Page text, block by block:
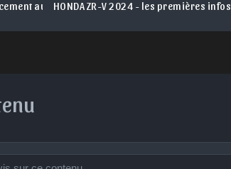
au Maroc
HONDA ZR-V 2024 - les premières infos